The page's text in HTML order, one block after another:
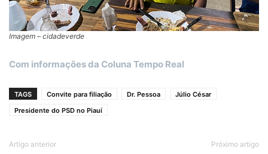
Imagem – cidadeverde
Com informações da Coluna Tempo Real
TAGS Convite para filiação Dr. Pessoa
Júlio César
Presidente do PSD no Piauí
Artigo anterior Próximo artigo